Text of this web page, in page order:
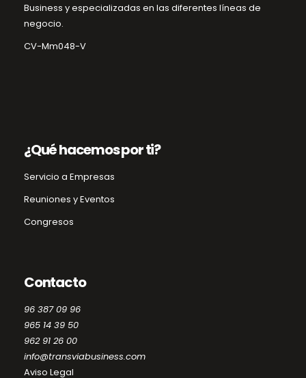
Business y especializadas en las diferentes líneas de
negocio.
CV-Mm048-V
¿Qué hacemos por ti?
Servicio a Empresas
Reuniones y Eventos
Congresos
Contacto
96 387 09 96
965 14 39 50
962 91 26 00
info@transviabusiness.com
Aviso Legal